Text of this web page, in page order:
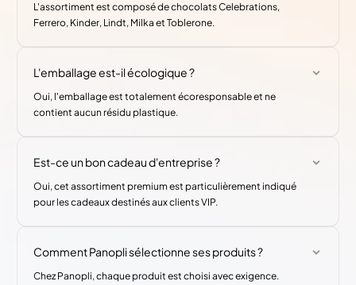
L'assortiment est composé de chocolats Celebrations,
Ferrero, Kinder, Lindt, Milka et Toblerone.
L'emballage est-il écologique ?
Oui, l'emballage est totalement écoresponsable et ne
contient aucun résidu plastique.
Est-ce un bon cadeau d'entreprise ?
Oui, cet assortiment premium est particulièrement indiqué
pour les cadeaux destinés aux clients VIP.
Comment Panopli sélectionne ses produits ?
Chez Panopli, chaque produit est choisi avec exigence.